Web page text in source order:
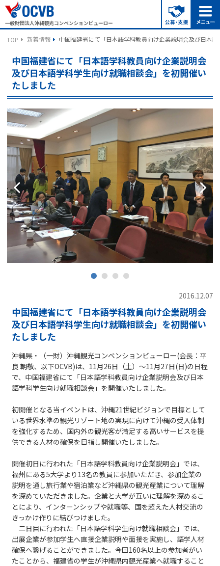
一般財団法人沖縄観光コンベンションビューロー
TOP 新着情報 中国福建省にて「日本語学科教員向け企業説明会及び日本
中国福建省にて「日本語学科教員向け企業説明会
及び日本語学科学生向け就職相談会」を初開催い
たしました
2016.12.07
中国福建省にて「日本語学科教員向け企業説明会
及び日本語学科学生向け就職相談会」を初開催い
たしました
沖縄県・（一財）沖縄観光コンベンションビューロー(会長：平
良 朝敬、以下OCVB)は、11月26日（土）～11月27日(日)の日程
で、中国福建省にて「日本語学科教員向け企業説明会及び日本
語学科学生向け就職相談会」を開催いたしました。
初開催となる当イベントは、沖縄21世紀ビジョンで目標として
いる世界水準の観光リゾート地の実現に向けて沖縄の受入体制
を強化するため、国内外の観光客が満足する高いサービスを提
供できる人材の確保を目指し開催いたしました。
開催初日に行われた「日本語学科教員向け企業説明会」では、
福州にある5大学より13名の教員に参加いただき、参加企業の
説明を通し旅行業や宿泊業など沖縄県の観光産業について理解
を深めていただきました。企業と大学が互いに理解を深めるこ
とにより、インターンシップや就職等、国を超えた人材交流の
きっかけ作りに結びつけました。
二日目に行われた「日本語学科学生向け就職相談会」では、
出展企業が参加学生へ直接企業説明や面接を実施し、語学人材
確保へ繋げることができました。今回160名以上の参加者がい
たことから、福建省の学生が沖縄県内観光産業へ就職すること